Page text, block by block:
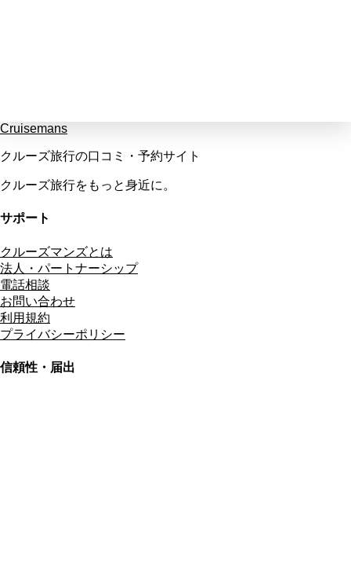
Cruisemans
クルーズ旅行の口コミ・予約サイト
クルーズ旅行をもっと身近に。
サポート
クルーズマンズとは
法人・パートナーシップ
電話相談
お問い合わせ
利用規約
プライバシーポリシー
信頼性・届出